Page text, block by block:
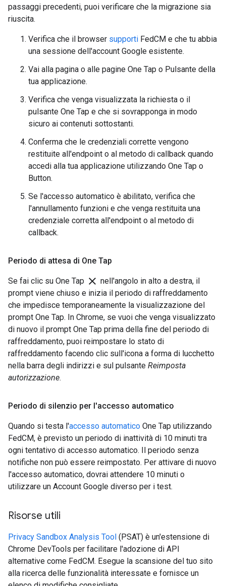
passaggi precedenti, puoi verificare che la migrazione sia
riuscita.
Verifica che il browser supporti FedCM e che tu abbia
una sessione dell'account Google esistente.
Vai alla pagina o alle pagine One Tap o Pulsante della
tua applicazione.
Verifica che venga visualizzata la richiesta o il
pulsante One Tap e che si sovrapponga in modo
sicuro ai contenuti sottostanti.
Conferma che le credenziali corrette vengono
restituite all'endpoint o al metodo di callback quando
accedi alla tua applicazione utilizzando One Tap o
Button.
Se l'accesso automatico è abilitato, verifica che
l'annullamento funzioni e che venga restituita una
credenziale corretta all'endpoint o al metodo di
callback.
Periodo di attesa di One Tap
Se fai clic su One Tap close nell'angolo in alto a destra, il
prompt viene chiuso e inizia il periodo di raffreddamento
che impedisce temporaneamente la visualizzazione del
prompt One Tap. In Chrome, se vuoi che venga visualizzato
di nuovo il prompt One Tap prima della fine del periodo di
raffreddamento, puoi reimpostare lo stato di
raffreddamento facendo clic sull'icona a forma di lucchetto
nella barra degli indirizzi e sul pulsante Reimposta
autorizzazione.
Periodo di silenzio per l'accesso automatico
Quando si testa l'accesso automatico One Tap utilizzando
FedCM, è previsto un periodo di inattività di 10 minuti tra
ogni tentativo di accesso automatico. Il periodo senza
notifiche non può essere reimpostato. Per attivare di nuovo
l'accesso automatico, dovrai attendere 10 minuti o
utilizzare un Account Google diverso per i test.
Risorse utili
Privacy Sandbox Analysis Tool (PSAT) è un'estensione di
Chrome DevTools per facilitare l'adozione di API
alternative come FedCM. Esegue la scansione del tuo sito
alla ricerca delle funzionalità interessate e fornisce un